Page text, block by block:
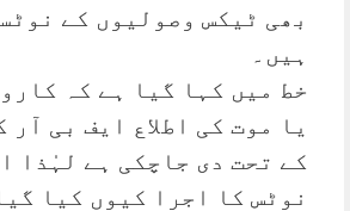
بھی ٹیکس وصولیوں کے
ہیں۔
خط میں کہا گیا ہے کہ
کے تحت دی جاچکی ہے لہٰذا
نوٹس کا اجرا کیوں کیا